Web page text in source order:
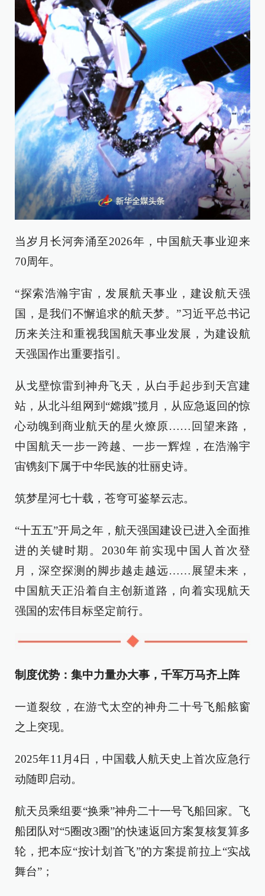
当岁月长河奔涌至2026年，中国航天事业迎来
70周年。
“探索浩瀚宇宙，发展航天事业，建设航天强
国，是我们不懈追求的航天梦。”习近平总书记
历来关注和重视我国航天事业发展，为建设航
天强国作出重要指引。
从戈壁惊雷到神舟飞天，从白手起步到天宫建
站，从北斗组网到“嫦娥”揽月，从应急返回的惊
心动魄到商业航天的星火燎原……回望来路，
中国航天一步一跨越、一步一辉煌，在浩瀚宇
宙镌刻下属于中华民族的壮丽史诗。
筑梦星河七十载，苍穹可鉴拏云志。
“十五五”开局之年，航天强国建设已进入全面推
进的关键时期。2030年前实现中国人首次登
月，深空探测的脚步越走越远……展望未来，
中国航天正沿着自主创新道路，向着实现航天
强国的宏伟目标坚定前行。
制度优势：集中力量办大事，千军万马齐上阵
一道裂纹，在游弋太空的神舟二十号飞船舷窗
之上突现。
2025年11月4日，中国载人航天史上首次应急行
动随即启动。
航天员乘组要“换乘”神舟二十一号飞船回家。飞
船团队对“5圈改3圈”的快速返回方案复核复算多
轮，把本应“按计划首飞”的方案提前拉上“实战
舞台”；